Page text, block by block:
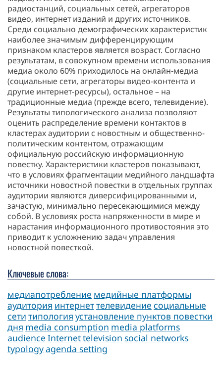
радиостанций, социальных сетей, агрегаторов
видео, интернет изданий и других источников.
Среди социально демографических характеристик
наиболее значимым дифференцирующим
признаком кластеров является возраст. Согласно
результатам, в совокупном времени использования
медиа около 60% приходилось на онлайн-медиа
(социальные сети, агрегаторы видео-контента и
другие интернет-ресурсы), остальное – на
традиционные медиа (прежде всего, телевидение).
Результаты типологического анализа позволяют
оценить распределение времени контактов в
кластерах аудитории с новостным и общественно-
политическим контентом, отражающим
официальную российскую информационную
повестку. Характеристики кластеров показывают,
что в условиях фрагментации медийного ландшафта
источники новостной повестки в отдельных группах
аудитории являются диверсифицированными и,
зачастую, минимально пересекающимися между
собой. В условиях роста напряженности в мире и
нарастания информационного противостояния это
приводит к усложнению задач управления
новостной повесткой.
Ключевые слова:
медиапотребление медийные платформы
аудитория интернеттелевидение социальные
сети типология установление пунктов повестки
дня media consumption media platforms
audience Internettelevision social networks
typologyagenda setting